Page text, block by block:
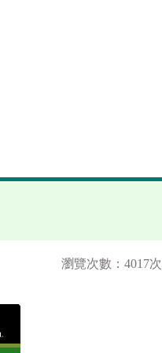
瀏覽次數：4017次